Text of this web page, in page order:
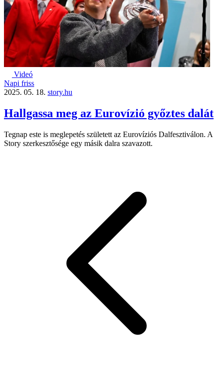
Videó
Napi friss
2025. 05. 18. story.hu
Hallgassa meg az Eurovízió győztes dalát
Tegnap este is meglepetés született az Eurovíziós Dalfesztiválon. A
Story szerkesztősége egy másik dalra szavazott.